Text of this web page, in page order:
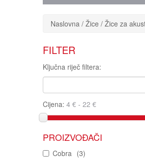
Naslovna Žice Žice za
FILTER
Ključna riječ filtera:
Cijena:
PROIZVOĐAČI
Cobra (3)